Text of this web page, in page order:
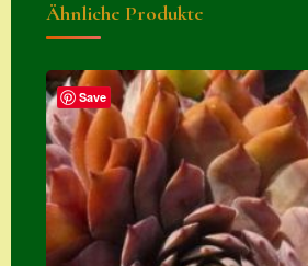
Ähnliche Produkte
Save